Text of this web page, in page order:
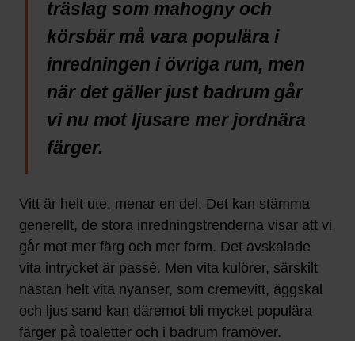
träslag som mahogny och
körsbär må vara populära i
inredningen i övriga rum, men
när det gäller just badrum går
vi nu mot ljusare mer jordnära
färger.
Vitt är helt ute, menar en del. Det kan stämma
generellt, de stora inredningstrenderna visar att vi
går mot mer färg och mer form. Det avskalade
vita intrycket är passé. Men vita kulörer, särskilt
nästan helt vita nyanser, som cremevitt, äggskal
och ljus sand kan däremot bli mycket populära
färger på toaletter och i badrum framöver.